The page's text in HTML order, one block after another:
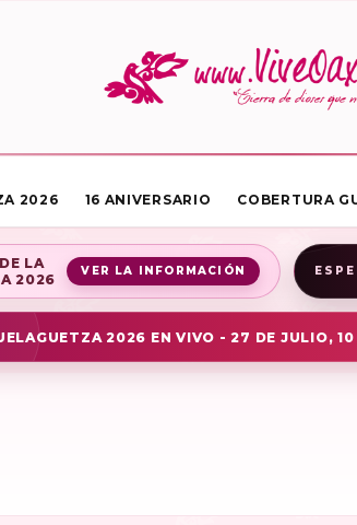
2026 16 ANIVERSARIO COBERTURA
LA
2026
VER LA INFORMACIÓN
2026 EN VIVO - 27 DE JULIO, 10